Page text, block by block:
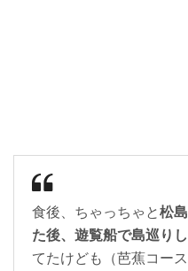
食後、ちゃっちゃと松
た後、遊覧船で島巡り
てたけども（芭蕉コー